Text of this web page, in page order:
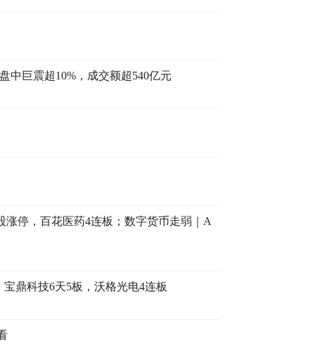
中巨震超10%，成交额超540亿元
涨停，百花医药4连板；数字货币走弱｜A
鼎科技6天5板，沃格光电4连板